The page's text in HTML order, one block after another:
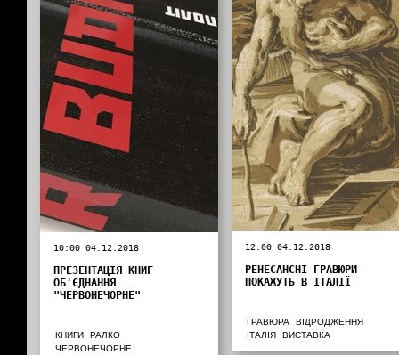
12:00 04.12.2018
РЕНЕСАНСНІ ГРАВЮРИ
ПОКАЖУТЬ В ІТАЛІЇ
ГРАВЮРА
ВІДРОДЖЕННЯ
ІТАЛІЯ
ВИСТАВКА
10:00 04.12.2018
ПРЕЗЕНТАЦІЯ КНИГ
ОБ'ЄДНАННЯ
"ЧЕРВОНЕЧОРНЕ"
КНИГИ
РАЛКО
ЧЕРВОНЕЧОРНЕ